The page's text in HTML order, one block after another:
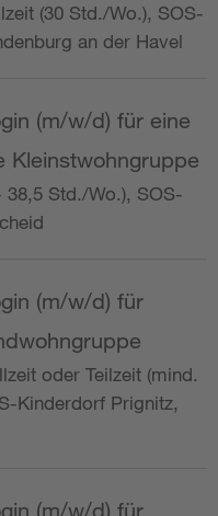
(30 Std./Wo.), SOS-
an der Havel
(m/w/d) für eine
Kleinstwohngruppe
38,5 Std./Wo.), SOS-
(m/w/d) für
oder Teilzeit (mind.
Kinderdorf Prignitz,
(m/w/d) für